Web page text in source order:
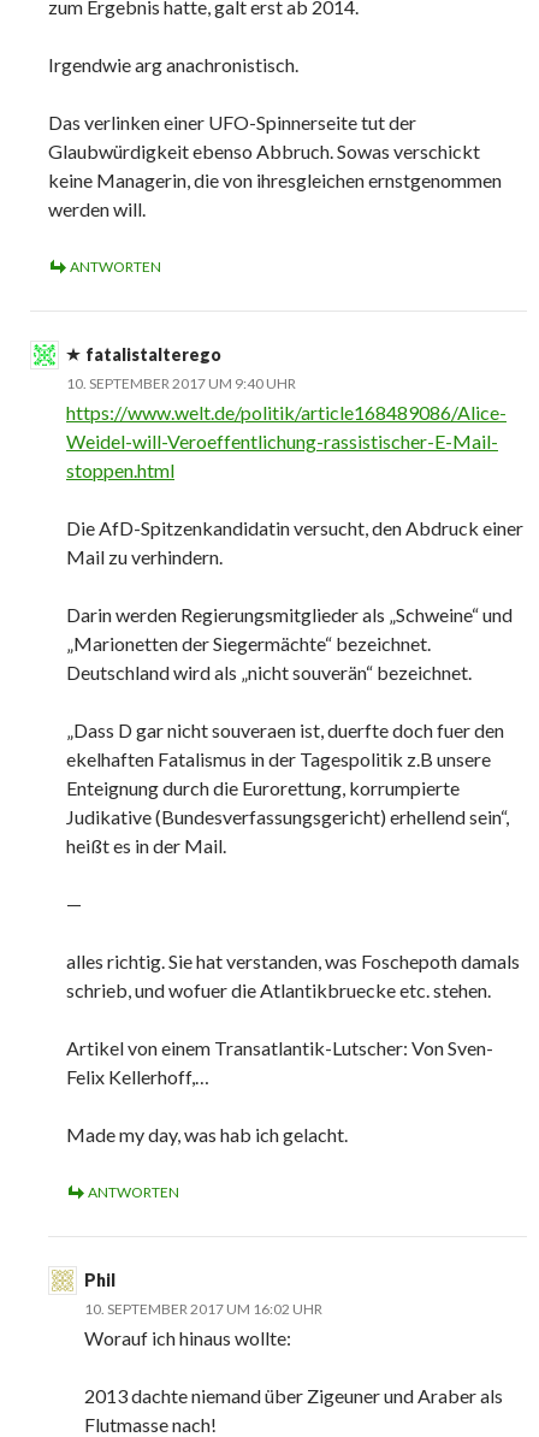
zum Ergebnis hatte, galt erst ab 2014.
Irgendwie arg anachronistisch.
Das verlinken einer UFO-Spinnerseite tut der
Glaubwürdigkeit ebenso Abbruch. Sowas verschickt
keine Managerin, die von ihresgleichen ernstgenommen
werden will.
ANTWORTEN
fatalistalterego
10. SEPTEMBER 2017 UM 9:40 UHR
https://www.welt.de/politik/article168489086/Alice-
Weidel-will-Veroeffentlichung-rassistischer-E-Mail-
stoppen.html
Die AfD-Spitzenkandidatin versucht, den Abdruck einer
Mail zu verhindern.
Darin werden Regierungsmitglieder als „Schweine“ und
„Marionetten der Siegermächte“ bezeichnet.
Deutschland wird als „nicht souverän“ bezeichnet.
„Dass D gar nicht souveraen ist, duerfte doch fuer den
ekelhaften Fatalismus in der Tagespolitik z.B unsere
Enteignung durch die Eurorettung, korrumpierte
Judikative (Bundesverfassungsgericht) erhellend sein“,
heißt es in der Mail.
—
alles richtig. Sie hat verstanden, was Foschepoth damals
schrieb, und wofuer die Atlantikbruecke etc. stehen.
Artikel von einem Transatlantik-Lutscher: Von Sven-
Felix Kellerhoff,…
Made my day, was hab ich gelacht.
ANTWORTEN
Phil
10. SEPTEMBER 2017 UM 16:02 UHR
Worauf ich hinaus wollte:
2013 dachte niemand über Zigeuner und Araber als
Flutmasse nach!